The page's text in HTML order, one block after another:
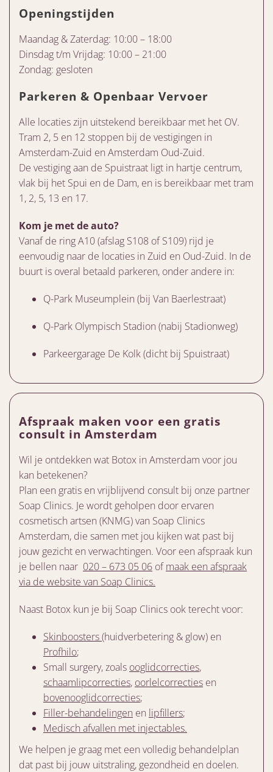
Openingstijden
Maandag & Zaterdag: 10:00 – 18:00
Dinsdag t/m Vrijdag: 10:00 – 21:00
Zondag: gesloten
Parkeren & Openbaar Vervoer
Alle locaties zijn uitstekend bereikbaar met het OV.
Tram 2, 5 en 12 stoppen bij de vestigingen in
Amsterdam-Zuid en Amsterdam Oud-Zuid.
De vestiging aan de Spuistraat ligt in hartje centrum,
vlak bij het Spui en de Dam, en is bereikbaar met tram
1, 2, 5, 13 en 17.
Kom je met de auto?
Vanaf de ring A10 (afslag S108 of S109) rijd je
eenvoudig naar de locaties in Zuid en Oud-Zuid. In de
buurt is overal betaald parkeren, onder andere in:
Q-Park Museumplein (bij Van Baerlestraat)
Q-Park Olympisch Stadion (nabij Stadionweg)
Parkeergarage De Kolk (dicht bij Spuistraat)
Afspraak maken voor een gratis
consult in Amsterdam
Wil je ontdekken wat Botox in Amsterdam voor jou
kan betekenen?
Plan een gratis en vrijblijvend consult bij onze partner
Soap Clinics. Je wordt geholpen door ervaren
cosmetisch artsen (KNMG) van Soap Clinics
Amsterdam, die samen met jou kijken wat past bij
jouw gezicht en verwachtingen. Voor een afspraak kun
je bellen naar 020 – 673 05 06 ofmaak een afspraak
via de website van Soap Clinics.
Naast Botox kun je bij Soap Clinics ook terecht voor:
Skinboosters(huidverbetering & glow) en
Profhilo;
Small surgery, zoals ooglidcorrecties,
schaamlipcorrecties, oorlelcorrecties en
bovenooglidcorrecties;
Filler-behandelingen en lipfillers;
Medisch afvallen met injectables.
We helpen je graag met een volledig behandelplan
dat past bij jouw uitstraling, gezondheid en doelen.